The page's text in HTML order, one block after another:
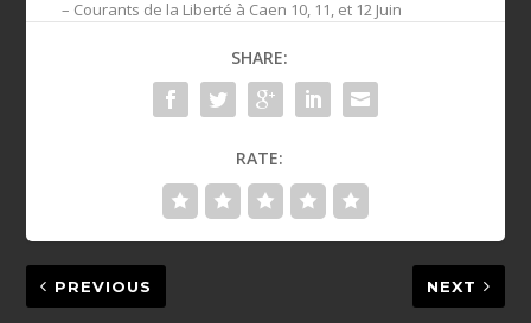
– Courants de la Liberté à Caen 10, 11, et 12 Juin
SHARE:
RATE:
PREVIOUS NEXT